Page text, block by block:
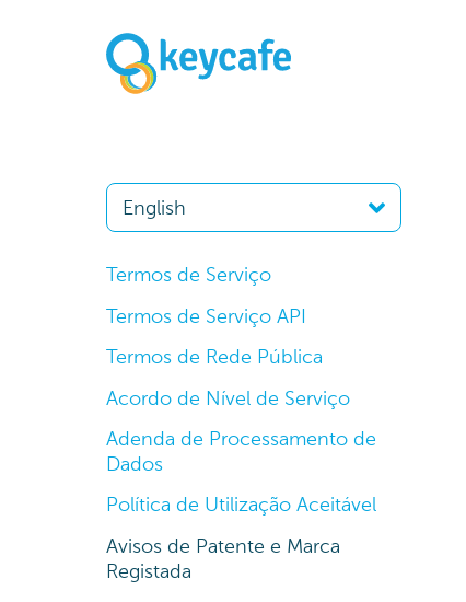
Termos de Serviço
Termos de Serviço API
Termos de Rede Pública
Acordo de Nível de Serviço
Adenda de Processamento de
Dados
Política de Utilização Aceitável
Avisos de Patente e Marca
Registada